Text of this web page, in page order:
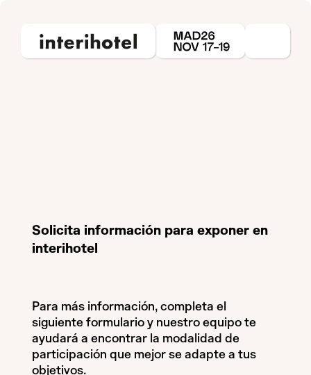
Solicita información para exponer en
interihotel
Para más información, completa el
siguiente formulario y nuestro equipo te
ayudará a encontrar la modalidad de
participación que mejor se adapte a tus
objetivos.